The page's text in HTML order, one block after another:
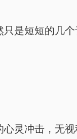
是短短的几
灵冲击，无视